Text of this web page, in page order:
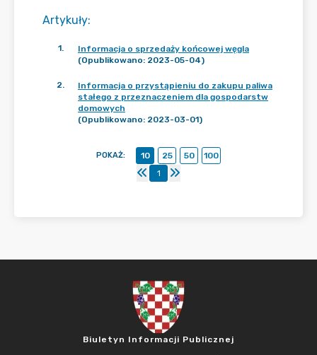
Artykuły:
1.
Informacja o sprzedaży końcowej węgla
(Opublikowano: 2023-05-04)
2.
Informacja o przystąpieniu do zakupu paliwa
stałego z przeznaczeniem dla gospodarstw
domowych
(Opublikowano: 2023-03-01)
POKAŻ: 10 25 50
100
1
Biuletyn Informacji Publicznej